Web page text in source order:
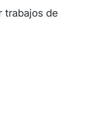
trabajos de